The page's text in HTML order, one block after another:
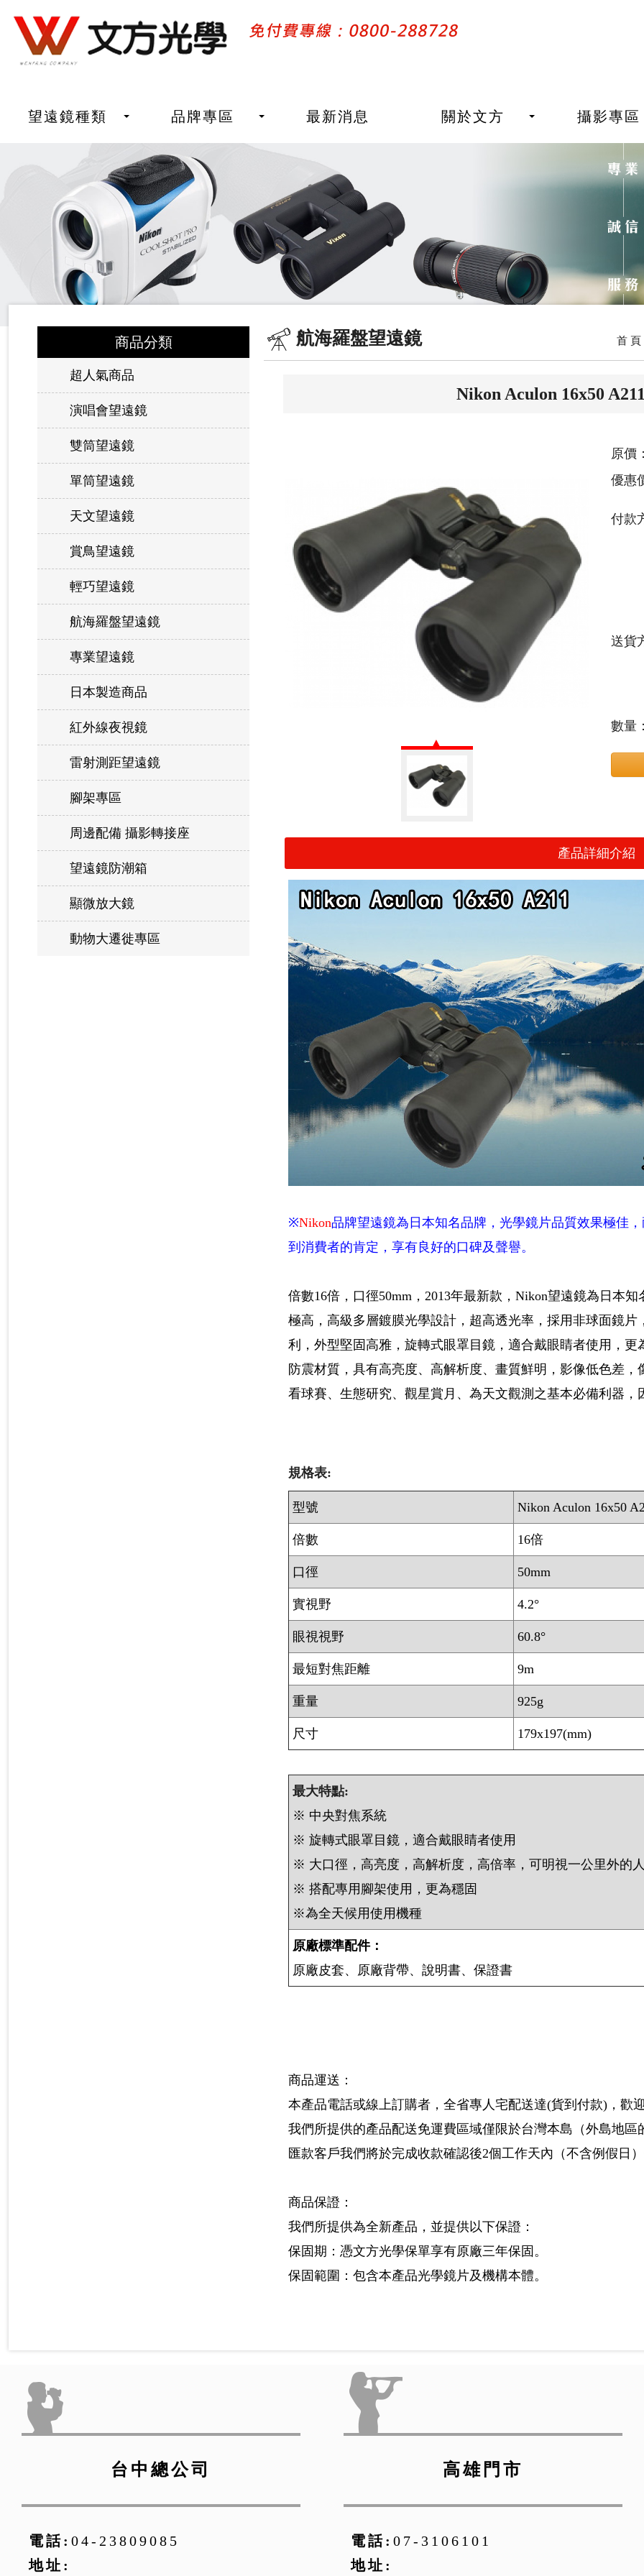
望遠鏡種類 品牌專區 最新消息 關於文方 攝影專區
商品分類
超人氣商品
演唱會望遠鏡
雙筒望遠鏡
單筒望遠鏡
天文望遠鏡
賞鳥望遠鏡
輕巧望遠鏡
航海羅盤望遠鏡
專業望遠鏡
日本製造商品
紅外線夜視鏡
雷射測距望遠鏡
腳架專區
周邊配備 攝影轉接座
望遠鏡防潮箱
顯微放大鏡
動物大遷徙專區
航海羅盤望遠鏡 首 頁
Nikon Aculon 16x50
原價
優惠
付款
送貨
數量
產品詳細介紹
※Nikon品牌望遠鏡為日本知名品牌，光學鏡片品質效果極佳
到消費者的肯定，享有良好的口碑及聲譽。
倍數16倍，口徑50mm，2013年最新款，Nikon望遠鏡為日本
極高，高級多層鍍膜光學設計，超高透光率，採用非球面鏡
利，外型堅固高雅，旋轉式眼罩目鏡，適合戴眼睛者使用，
防震材質，具有高亮度、高解析度、畫質鮮明，影像低色差，
看球賽、生態研究、觀星賞月、為天文觀測之基本必備利器，
規格表:
型號 Nikon Aculon 16x50
倍數 16倍
口徑 50mm
實視野 4.2°
眼視視野 60.8°
最短對焦距離 9m
重量 925g
尺寸 179x197(mm)
最大特點:
※ 中央對焦系統
※ 旋轉式眼罩目鏡，適合戴眼睛者使用
※ 大口徑，高亮度，高解析度，高倍率，可明視一公里外的
※ 搭配專用腳架使用，更為穩固
※為全天候用使用機種
原廠標準配件：
原廠皮套、原廠背帶、說明書、保證書
商品運送：
本產品電話或線上訂購者，全省專人宅配送達(貨到付款)，歡迎
我們所提供的產品配送免運費區域僅限於台灣本島（外島地區
匯款客戶我們將於完成收款確認後2個工作天內（不含例假日
商品保證：
我們所提供為全新產品，並提供以下保證：
保固期：憑文方光學保單享有原廠三年保固。
保固範圍：包含本產品光學鏡片及機構本體。
台中總公司
電話: 04-23809085
地址:
高雄門市
電話: 07-3106101
地址: